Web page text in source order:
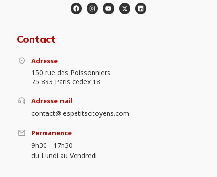
Contact
Adresse
150 rue des Poissonniers
75 883 Paris cedex 18
Adresse mail
contact@lespetitscitoyens.com
Permanence
9h30 - 17h30
du Lundi au Vendredi